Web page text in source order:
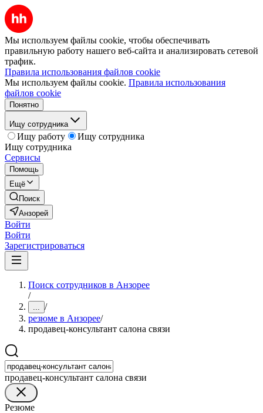
Мы используем файлы cookie, чтобы обеспечивать
правильную работу нашего веб-сайта и анализировать сетевой
трафик.
Правила использования файлов cookie
Мы используем файлы cookie. Правила использования
файлов cookie
Понятно
Ищу сотрудника
Ищу работу
Ищу сотрудника
Ищу сотрудника
Сервисы
Помощь
Ещё
Поиск
Анзорей
Войти
Войти
Зарегистрироваться
Поиск сотрудников в Анзорее
/
... /
резюме в Анзорее/
продавец-консультант салона связи
продавец-консультант салона связи
Резюме